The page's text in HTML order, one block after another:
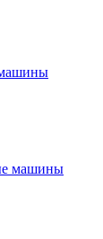
машины